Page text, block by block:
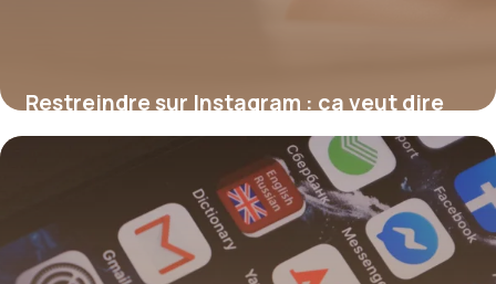
Restreindre sur Instagram : ça veut dire
quoi, et quelle différence avec bloquer ?